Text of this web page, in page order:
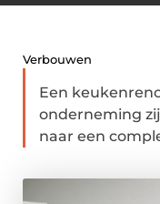
Verbouwen
Een
onderneming
naar een